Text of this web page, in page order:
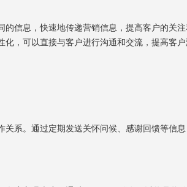
信息，快速地传递营销信息，提高客户的关注
化，可以直接与客户进行沟通和交流，提高客
系。通过定期发送关怀问候、感谢回馈等信息